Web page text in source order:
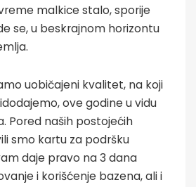
malkice stalo, sporije
se, u beskrajnom horizontu
uobičajeni kvalitet, na koji
ove godine u vidu
Pored naših postojećih
smo kartu za podršku
daje pravo na 3 dana
i korišćenje bazena, ali i